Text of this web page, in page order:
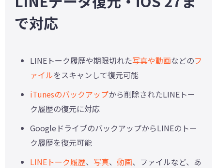
で対応
LINEトーク履歴や期限切れた写真や動画などのフ
ァイルをスキャンして復元可能
iTunesのバックアップから削除されたLINEトー
ク履歴の復元に対応
GoogleドライブのバックアップからLINEのトー
ク履歴を復元可能
LINEトーク履歴、 写真、 動画、ファイルなど、あ